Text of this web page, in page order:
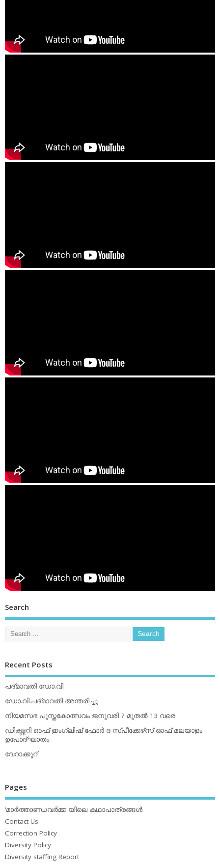
Search
Recent Posts
പദ്മാവതി ഡോ.വി.
ഡോ.വി.പദ്മാവതി അന്തരിച്ചു
നിയമസഭ പുസ്തകോത്സവം ജനുവരി 7 മുതല്‍ 13 വരെ
ഡിക്ഷ്ണറി ഓഫ് ഇംഗ്ലിഷ് ഫോര്‍ ദ സ്പീക്കേഴ്‌സ് ഓഫ് മലയാളം
ഉപോദ്ഘാതം
വേറാക്കൂറ്
Pages
‘മാര്‍ത്താണ്ഡവര്‍മ്മ’ യിലെ കഥാപാത്രങ്ങള്‍
Contact Us
Correction Policy
Diversity Policy
Diversity staffing Report